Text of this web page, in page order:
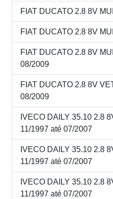
FIAT DUCATO 2.8 8V
FIAT DUCATO 2.8 8V
FIAT DUCATO 2.8 8V
08/2009
FIAT DUCATO 2.8 8V
08/2009
IVECO DAILY 35.10 2.8
11/1997 até 07/2007
IVECO DAILY 35.10 2.8
11/1997 até 07/2007
IVECO DAILY 35.10 2.8
11/1997 até 07/2007